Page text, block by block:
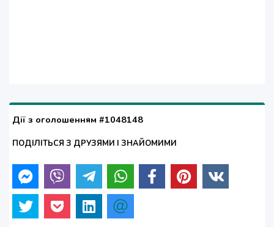
Дії з оголошенням #1048148
ПОДІЛІТЬСЯ З ДРУЗЯМИ І ЗНАЙОМИМИ